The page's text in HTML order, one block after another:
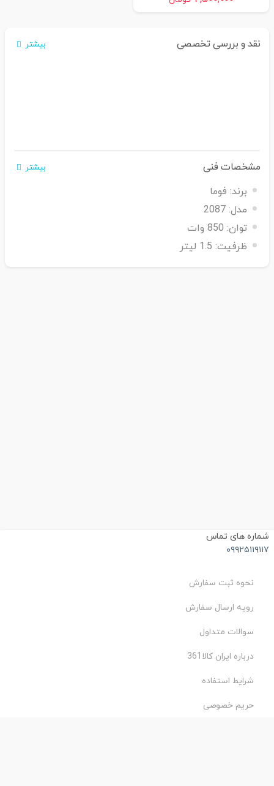
نقد و بررسی تخصصی بیشتر
مشخصات فنی بیشتر
برند: فوما
مدل: 2087
توان: 850 وات
ظرفیت: 1.5 لیتر
های تماس
نحوه ثبت سفارش
رویه ارسال سفارش
سوالات متداول
درباره ایران کالا361
شرایط استفاده
حریم خصوصی